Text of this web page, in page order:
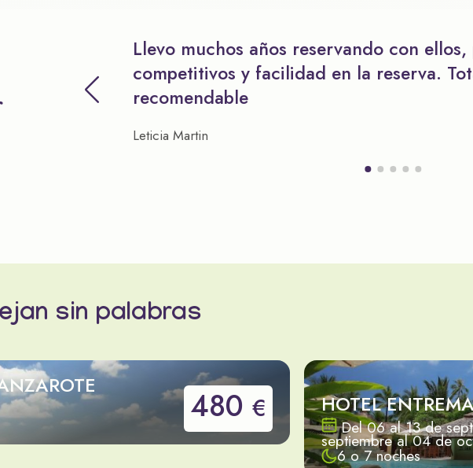
Llevo muchos años reservando con
competitivos y facilidad en la reserva.
recomendable
Leticia Martin
sin palabras
480 € HOTEL
Del 06 al 13 de
septiembre al 04 de
6 o 7 noches